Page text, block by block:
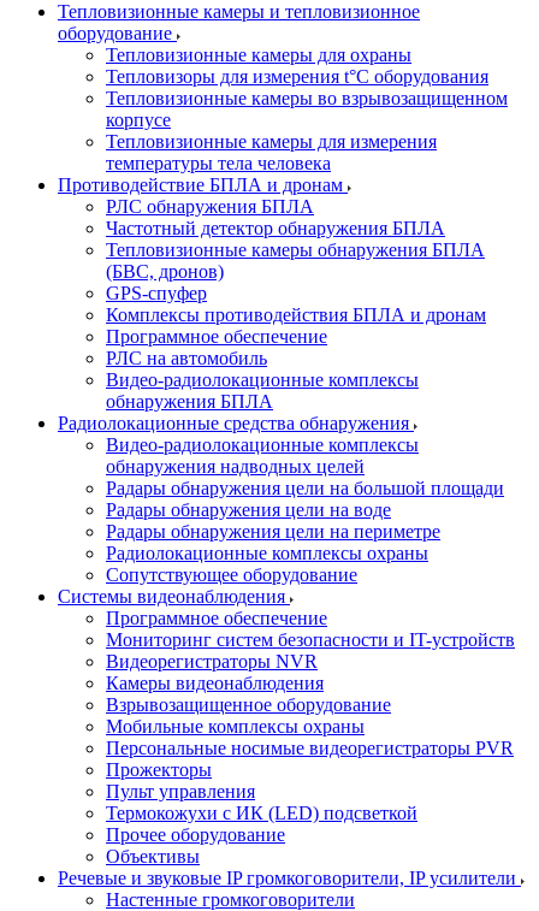
Тепловизионные камеры и тепловизионное
оборудование
Тепловизионные камеры для охраны
Тепловизоры для измерения t°С оборудования
Тепловизионные камеры во взрывозащищенном
корпусе
Тепловизионные камеры для измерения
температуры тела человека
Противодействие БПЛА и дронам
РЛС обнаружения БПЛА
Частотный детектор обнаружения БПЛА
Тепловизионные камеры обнаружения БПЛА
(БВС, дронов)
GPS-спуфер
Комплексы противодействия БПЛА и дронам
Программное обеспечение
РЛС на автомобиль
Видео-радиолокационные комплексы
обнаружения БПЛА
Радиолокационные средства обнаружения
Видео-радиолокационные комплексы
обнаружения надводных целей
Радары обнаружения цели на большой площади
Радары обнаружения цели на воде
Радары обнаружения цели на периметре
Радиолокационные комплексы охраны
Сопутствующее оборудование
Системы видеонаблюдения
Программное обеспечение
Мониторинг систем безопасности и IT-устройств
Видеорегистраторы NVR
Камеры видеонаблюдения
Взрывозащищенное оборудование
Мобильные комплексы охраны
Персональные носимые видеорегистраторы PVR
Прожекторы
Пульт управления
Термокожухи с ИК (LED) подсветкой
Прочее оборудование
Объективы
Речевые и звуковые IP громкоговорители, IP усилители
Настенные громкоговорители